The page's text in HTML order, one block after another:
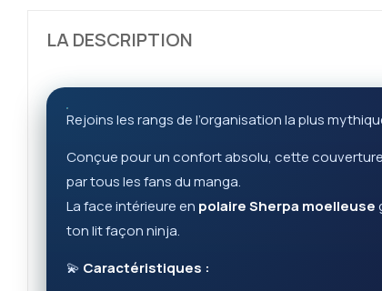
LA DESCRIPTION
Rejoins les rangs de l’organisation la plus
Conçue pour un confort absolu, cette
par tous les fans du manga.
La face intérieure en polaire Sherpa moelleuse
ton lit façon ninja.
💫 Caractéristiques :